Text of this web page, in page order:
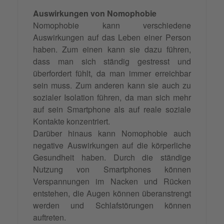
Auswirkungen von Nomophobie
Nomophobie kann verschiedene
Auswirkungen auf das Leben einer Person
haben. Zum einen kann sie dazu führen,
dass man sich ständig gestresst und
überfordert fühlt, da man immer erreichbar
sein muss. Zum anderen kann sie auch zu
sozialer Isolation führen, da man sich mehr
auf sein Smartphone als auf reale soziale
Kontakte konzentriert.
Darüber hinaus kann Nomophobie auch
negative Auswirkungen auf die körperliche
Gesundheit haben. Durch die ständige
Nutzung von Smartphones können
Verspannungen im Nacken und Rücken
entstehen, die Augen können überanstrengt
werden und Schlafstörungen können
auftreten.